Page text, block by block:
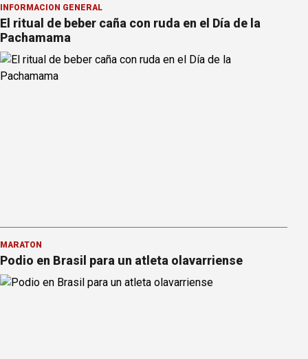
INFORMACION GENERAL
El ritual de beber caña con ruda en el Día de la
Pachamama
MARATÓN
Podio en Brasil para un atleta olavarriense